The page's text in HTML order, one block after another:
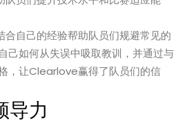
自己的经验帮助队员们规避常见的
己如何从失误中吸取教训，并通过与
，让Clearlove赢得了队员们的信
导力